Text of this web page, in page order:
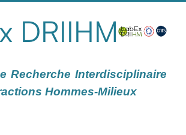
DRIIHM
Recherche Interdisciplinaire
Hommes-Milieux